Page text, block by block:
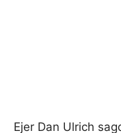
Ejer Dan Ulrich